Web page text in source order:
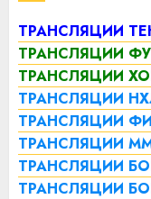
ТРАНСЛЯЦИИ
ТРАНСЛЯЦИИ
ТРАНСЛЯЦИИ
ТРАНСЛЯЦИИ
ТРАНСЛЯЦИИ
ТРАНСЛЯЦИИ
ТРАНСЛЯЦИИ
ТРАНСЛЯЦИИ